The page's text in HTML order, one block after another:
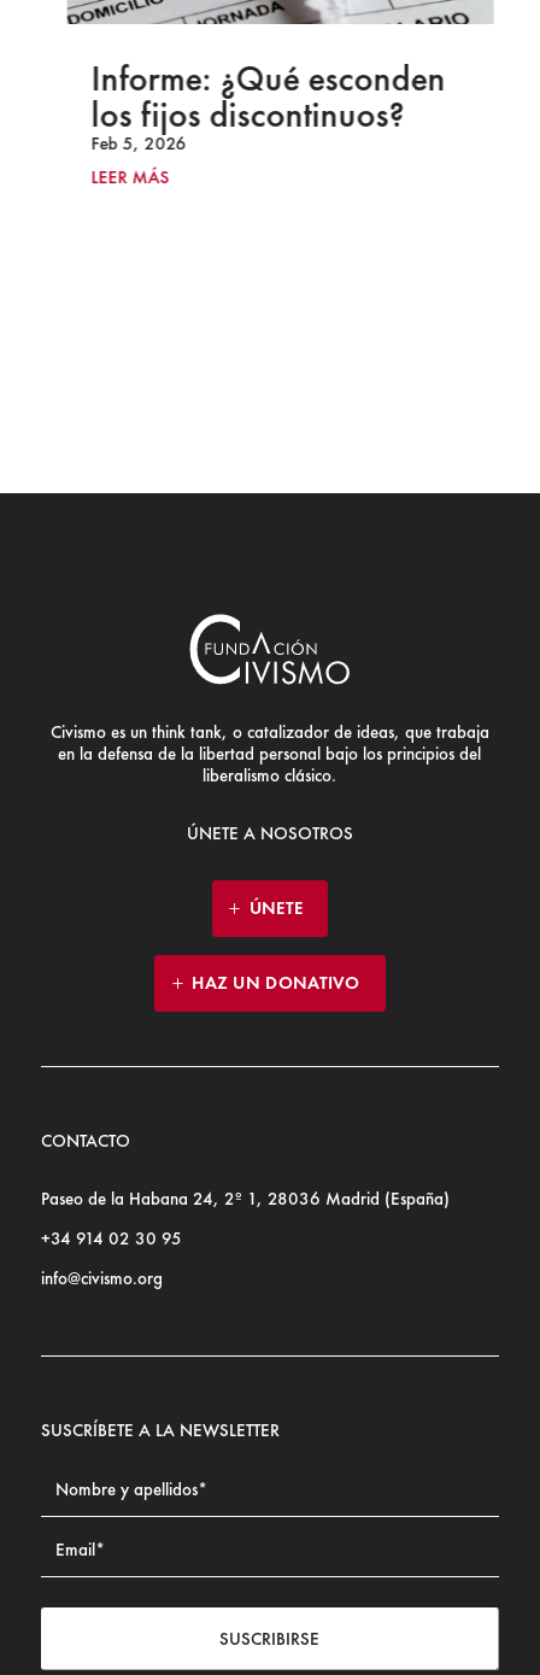
Informe: ¿Qué esconden
los fijos discontinuos?
Feb 5, 2026
LEER MÁS
Civismo es un think tank, o catalizador de ideas, que trabaja
en la defensa de la libertad personal bajo los principios del
liberalismo clásico.
ÚNETE A NOSOTROS
ÚNETE
HAZ UN DONATIVO
CONTACTO
Paseo de la Habana 24, 2º 1, 28036 Madrid (España)
+34 914 02 30 95
info@civismo.org
SUSCRÍBETE A LA NEWSLETTER
SUSCRIBIRSE